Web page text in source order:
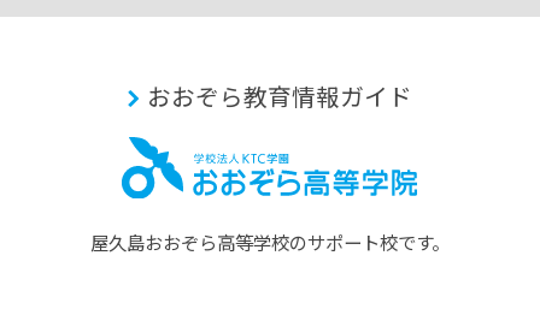
おおぞら教育情報ガイド
屋久島おおぞら⾼等学校のサポート校です。